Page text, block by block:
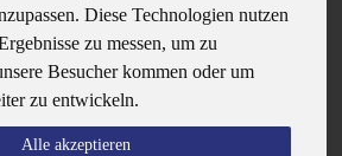
Diese Technologien nutzen
zu messen, um zu
Besucher kommen oder um
zu entwickeln.
Alle akzeptieren
Ernährung